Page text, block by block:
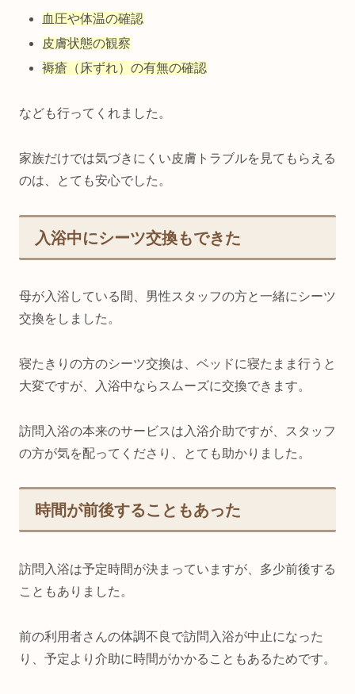
血圧や体温の確認
皮膚状態の観察
褥瘡（床ずれ）の有無の確認
なども行ってくれました。
家族だけでは気づきにくい皮膚トラブルを見てもらえる
のは、とても安心でした。
入浴中にシーツ交換もできた
母が入浴している間、男性スタッフの方と一緒にシーツ
交換をしました。
寝たきりの方のシーツ交換は、ベッドに寝たまま行うと
大変ですが、入浴中ならスムーズに交換できます。
訪問入浴の本来のサービスは入浴介助ですが、スタッフ
の方が気を配ってくださり、とても助かりました。
時間が前後することもあった
訪問入浴は予定時間が決まっていますが、多少前後する
こともありました。
前の利用者さんの体調不良で訪問入浴が中止になった
り、予定より介助に時間がかかることもあるためです。